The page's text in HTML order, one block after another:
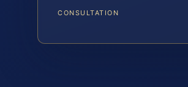
CONSULTATION